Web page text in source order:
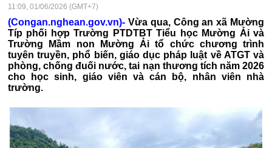
11:09, 01/06/2026 (GMT+7)
(Congan.nghean.gov.vn)- Vừa qua, Công an xã Mường
Típ phối hợp Trường PTDTBT Tiểu học Mường Ải và
Trường Mầm non Mường Ải tổ chức chương trình
tuyên truyền, phổ biến, giáo dục pháp luật về ATGT và
phòng, chống đuối nước, tai nạn thương tích năm 2026
cho học sinh, giáo viên và cán bộ, nhân viên nhà
trường.